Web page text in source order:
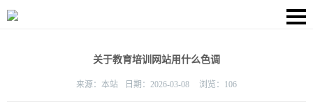
关于教育培训网站用什么色调
来源： 本站 日期： 2026-03-08 浏览： 106